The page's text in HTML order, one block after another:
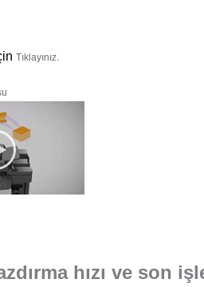
Tıklayınız.
hızı ve son